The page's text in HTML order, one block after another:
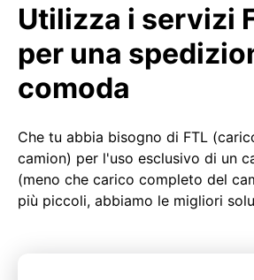
Utilizza i servizi
per una
comoda
Che tu abbia bisogno di FTL
camion) per l'uso esclusivo di un
(meno che carico completo del
più piccoli, abbiamo le migliori